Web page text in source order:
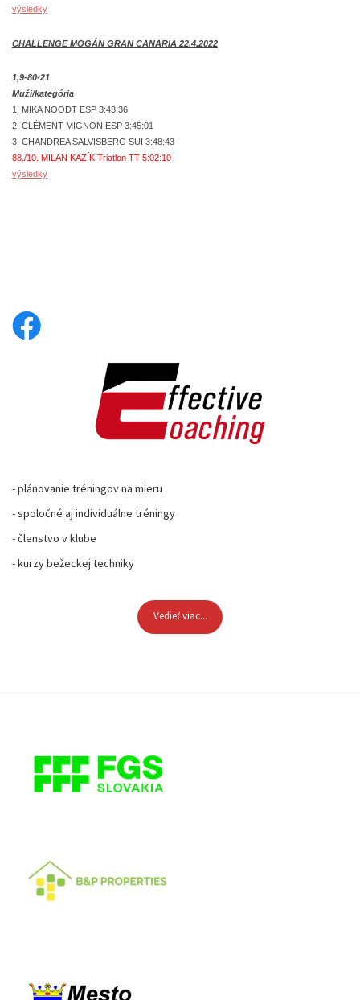
výsledky
CHALLENGE MOGÁN GRAN CANARIA 22.4.2022
1,9-80-21
Muži/kategória
1. MIKA NOODT ESP 3:43:36
2. CLÉMENT MIGNON ESP 3:45:01
3. CHANDREA SALVISBERG SUI 3:48:43
88./10. MILAN KAZÍK Triatlon TT 5:02:10
výsledky
- plánovanie tréningov na mieru
- spoločné aj individuálne tréningy
- členstvo v klube
- kurzy bežeckej techniky
Vedieť viac...